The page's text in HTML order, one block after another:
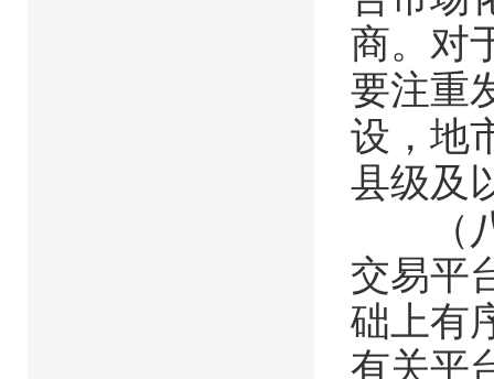
商。对
要注重
设，地
县级及
（八
交易平
础上有
有关平